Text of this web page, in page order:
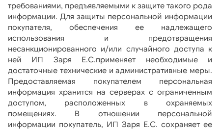
требованиями, предъявляемыми к защите такого рода
информации. Для защиты персональной информации
покупателя, обеспечения ее надлежащего
использования и предотвращения
несанкционированного и/или случайного доступа к
ней ИП Заря Е.С.применяет необходимые и
достаточные технические и административные меры.
Предоставляемая покупателем персональная
информация хранится на серверах с ограниченным
доступом, расположенных в охраняемых
помещениях. В отношении персональной
информации покупатель, ИП Заря Е.С. сохраняет ее